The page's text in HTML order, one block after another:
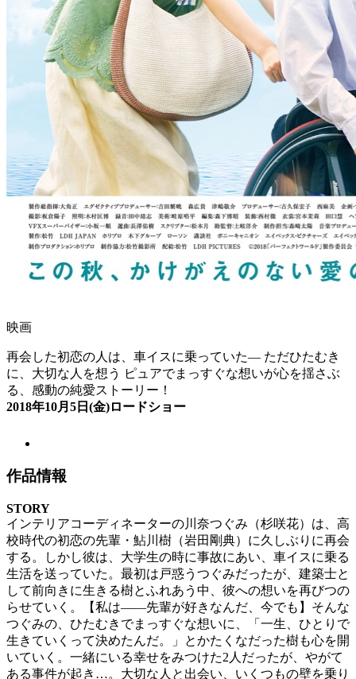
映画
再会した初恋の人は、車イスに乗っていた― ただひたむき
に、大切な人を想う ピュアでまっすぐな想いが心を揺さぶ
る、感動の純愛ストーリー！
2018年10月5日(金)ロードショー
作品情報
STORY
インテリアコーディネーターの川奈つぐみ（杉咲花）は、高
校時代の初恋の先輩・鮎川樹（岩田剛典）に久しぶりに再会
する。しかし彼は、大学生の時に事故にあい、車イスに乗る
生活を送っていた。最初は戸惑うつぐみだったが、建築士と
して前向きに生きる樹とふれあう中、彼への想いを再びつの
らせていく。【私は――先輩が好きなんだ、今でも】そんな
つぐみの、ひたむきでまっすぐな想いに、「一生、ひとりで
生きていくって決めたんだ。」とかたくなだった樹も心を開
いていく。一緒にいる幸せをみつけた2人だったが、やがて
ある事件が起き…。大切な人と出会い、いくつもの壁を乗り